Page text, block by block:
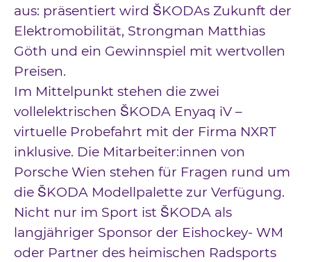
Datenschutz
aus: präsentiert wird ŠKODAs Zukunft der
Elektromobilität, Strongman Matthias
Göth und ein Gewinnspiel mit wertvollen
Preisen.
Im Mittelpunkt stehen die zwei
vollelektrischen ŠKODA Enyaq iV –
virtuelle Probefahrt mit der Firma NXRT
inklusive. Die Mitarbeiter:innen von
Porsche Wien stehen für Fragen rund um
die ŠKODA Modellpalette zur Verfügung.
Nicht nur im Sport ist ŠKODA als
langjähriger Sponsor der Eishockey- WM
oder Partner des heimischen Radsports